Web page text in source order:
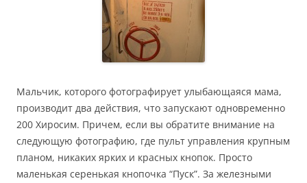
Мальчик, которого фотографирует улыбающаяся мама,
производит два действия, что запускают одновременно
200 Хиросим. Причем, если вы обратите внимание на
следующую фотографию, где пульт управления крупным
планом, никаких ярких и красных кнопок. Просто
маленькая серенькая кнопочка “Пуск”. За железными